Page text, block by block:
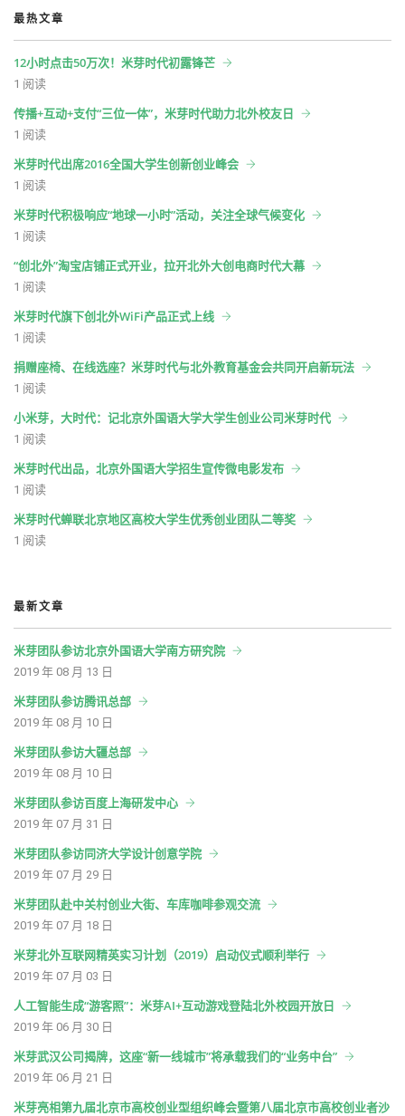
最热文章
12小时点击50万次！米芽时代初露锋芒
1 阅读
传播+互动+支付“三位一体”，米芽时代助力北外校友日
1 阅读
米芽时代出席2016全国大学生创新创业峰会
1 阅读
米芽时代积极响应“地球一小时”活动，关注全球气候变化
1 阅读
“创北外”淘宝店铺正式开业，拉开北外大创电商时代大幕
1 阅读
米芽时代旗下创北外WiFi产品正式上线
1 阅读
捐赠座椅、在线选座？米芽时代与北外教育基金会共同开启新玩法
1 阅读
小米芽，大时代：记北京外国语大学大学生创业公司米芽时代
1 阅读
米芽时代出品，北京外国语大学招生宣传微电影发布
1 阅读
米芽时代蝉联北京地区高校大学生优秀创业团队二等奖
1 阅读
最新文章
米芽团队参访北京外国语大学南方研究院
2019 年 08 月 13 日
米芽团队参访腾讯总部
2019 年 08 月 10 日
米芽团队参访大疆总部
2019 年 08 月 10 日
米芽团队参访百度上海研发中心
2019 年 07 月 31 日
米芽团队参访同济大学设计创意学院
2019 年 07 月 29 日
米芽团队赴中关村创业大街、车库咖啡参观交流
2019 年 07 月 18 日
米芽北外互联网精英实习计划（2019）启动仪式顺利举行
2019 年 07 月 03 日
人工智能生成“游客照”：米芽AI+互动游戏登陆北外校园开放日
2019 年 06 月 30 日
米芽武汉公司揭牌，这座“新一线城市”将承载我们的“业务中台”
2019 年 06 月 21 日
米芽亮相第九届北京市高校创业型组织峰会暨第八届北京市高校创业者沙